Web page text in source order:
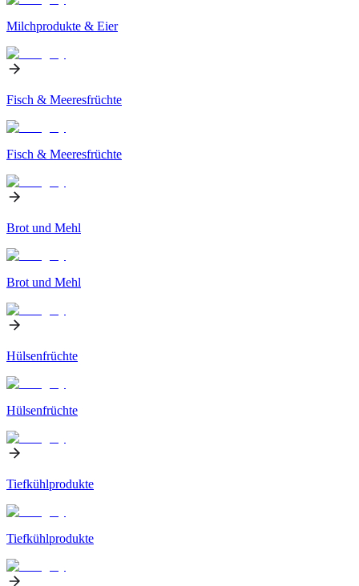
Milchprodukte & Eier
Fisch & Meeresfrüchte
Fisch & Meeresfrüchte
Brot und Mehl
Brot und Mehl
Hülsenfrüchte
Hülsenfrüchte
Tiefkühlprodukte
Tiefkühlprodukte